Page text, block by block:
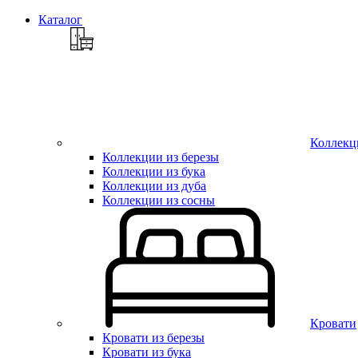
Каталог
Коллекции из березы
Коллекции из бука
Коллекции из дуба
Коллекции из сосны
Кровати
Кровати из березы
Кровати из бука